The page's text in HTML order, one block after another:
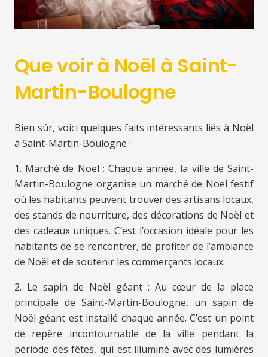
Que voir à Noël à Saint-
Martin-Boulogne
Bien sûr, voici quelques faits intéressants liés à Noël
à Saint-Martin-Boulogne :
1. Marché de Noël : Chaque année, la ville de Saint-
Martin-Boulogne organise un marché de Noël festif
où les habitants peuvent trouver des artisans locaux,
des stands de nourriture, des décorations de Noël et
des cadeaux uniques. C’est l’occasion idéale pour les
habitants de se rencontrer, de profiter de l’ambiance
de Noël et de soutenir les commerçants locaux.
2. Le sapin de Noël géant : Au cœur de la place
principale de Saint-Martin-Boulogne, un sapin de
Noël géant est installé chaque année. C’est un point
de repère incontournable de la ville pendant la
période des fêtes, qui est illuminé avec des lumières